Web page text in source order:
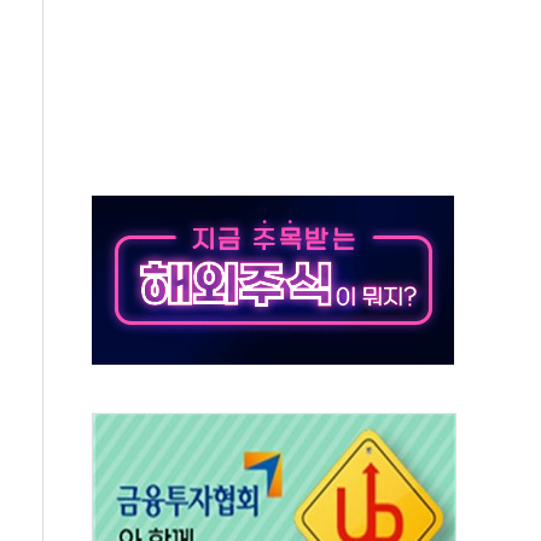
료는 전·현직 직원으로부터 확보"
3만 명 돌파
대폰 결제 최대 6000원 할인
역축제 '불금전파, 송정'과 상생
비 본격화…'AI 데이터 기반 메디테크 혁신허브' 구상